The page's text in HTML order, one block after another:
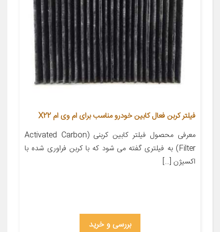
فیلتر کربن فعال کابین خودرو مناسب برای ام وی ام X22
معرفی محصول فیلتر کابین کربنی (Activated Carbon
Filter) به فیلتری گفته می شود که با کربن فراوری شده با
اکسیژن […]
بررسی و خرید